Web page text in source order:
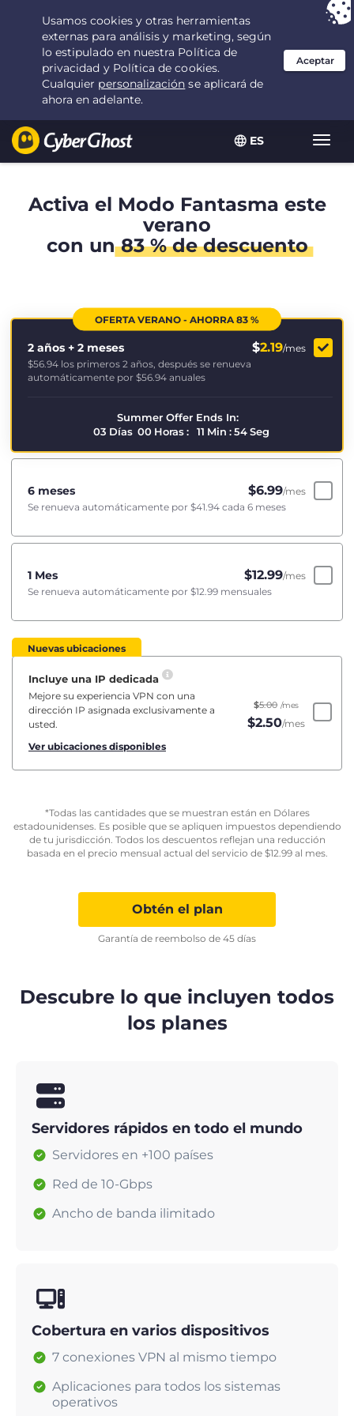
ES
Tu elección: la mejor ofertadurante 2.1666666666667 años por $
2.19
/mes
Activa el Modo Fantasma este
verano
con un83 % de descuento
OFERTA VERANO - AHORRA 83 %
2 años + 2 meses $2.19/mes
$56.94 los primeros 2 años, después se renueva
automáticamente por $56.94 anuales
Summer Offer Ends In:
03 Días 00 Horas: 11 Min : 53Seg
6 meses $6.99/mes
Se renueva automáticamente por $41.94 cada 6 meses
1 Mes $12.99/mes
Se renueva automáticamente por $12.99 mensuales
Nuevas ubicaciones
Incluye una IP dedicada
Mejore su experiencia VPN con una
dirección IP asignada exclusivamente a
usted.
Ver ubicaciones disponibles
$5.00 /mes
$2.50/mes
*Todas las cantidades que se muestran están en Dólares
estadounidenses. Es posible que se apliquen impuestos dependiendo
de tu jurisdicción. Todos los descuentos reflejan una reducción
basada en el precio mensual actual del servicio de $12.99al mes.
Obtén el plan
Garantía de reembolso de 45 días
Descubre lo que incluyen todos
los planes
Servidores rápidos en todo el mundo
Servidores en +100 países
Red de 10-Gbps
Ancho de banda ilimitado
Cobertura en varios dispositivos
7 conexiones VPN al mismo tiempo
Aplicaciones para todos los sistemas
operativos